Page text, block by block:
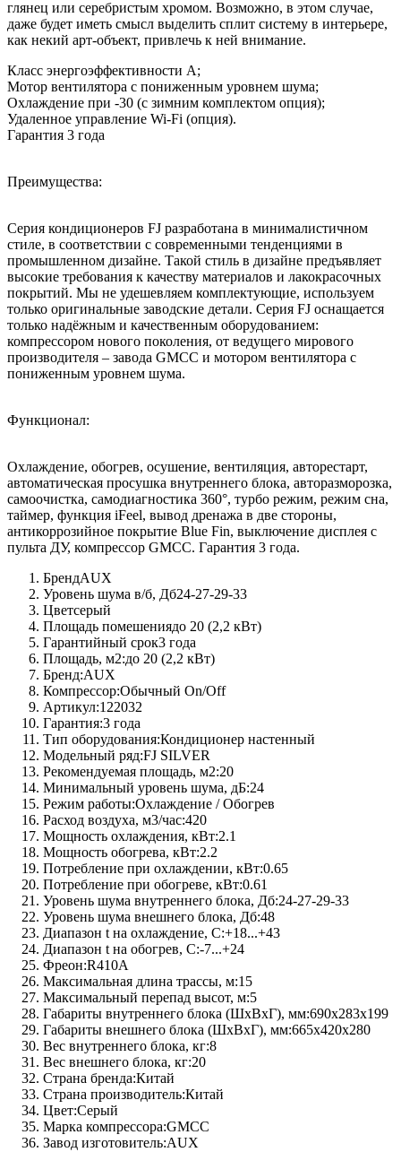
глянец или серебристым хромом. Возможно, в этом случае,
даже будет иметь смысл выделить сплит систему в интерьере,
как некий арт-объект, привлечь к ней внимание.
Класс энергоэффективности A;
Мотор вентилятора с пониженным уровнем шума;
Охлаждение при -30 (с зимним комплектом опция);
Удаленное управление Wi-Fi (опция).
Гарантия 3 года
Преимущества:
Серия кондиционеров FJ разработана в минималистичном
стиле, в соответствии с современными тенденциями в
промышленном дизайне. Такой стиль в дизайне предъявляет
высокие требования к качеству материалов и лакокрасочных
покрытий. Мы не удешевляем комплектующие, используем
только оригинальные заводские детали. Серия FJ оснащается
только надёжным и качественным оборудованием:
компрессором нового поколения, от ведущего мирового
производителя – завода GMCC и мотором вентилятора с
пониженным уровнем шума.
Функционал:
Охлаждение, обогрев, осушение, вентиляция, авторестарт,
автоматическая просушка внутреннего блока, авторазморозка,
самоочистка, самодиагностика 360°, турбо режим, режим сна,
таймер, функция iFeel, вывод дренажа в две стороны,
антикоррозийное покрытие Blue Fin, выключение дисплея с
пульта ДУ, компрессор GMCC. Гарантия 3 года.
БрендAUX
Уровень шума в/б, Дб24-27-29-33
Цветсерый
Площадь помешениядо 20 (2,2 кВт)
Гарантийный срок3 года
Площадь, м2:до 20 (2,2 кВт)
Бренд:AUX
Компрессор:Обычный On/Off
Артикул:122032
Гарантия:3 года
Тип оборудования:Кондиционер настенный
Модельный ряд:FJ SILVER
Рекомендуемая площадь, м2:20
Минимальный уровень шума, дБ:24
Режим работы:Охлаждение / Обогрев
Расход воздуха, м3/час:420
Мощность охлаждения, кВт:2.1
Мощность обогрева, кВт:2.2
Потребление при охлаждении, кВт:0.65
Потребление при обогреве, кВт:0.61
Уровень шума внутреннего блока, Дб:24-27-29-33
Уровень шума внешнего блока, Дб:48
Диапазон t на охлаждение, C:+18...+43
Диапазон t на обогрев, C:-7...+24
Фреон:R410A
Максимальная длина трассы, м:15
Максимальный перепад высот, м:5
Габариты внутреннего блока (ШхВхГ), мм:690x283x199
Габариты внешнего блока (ШхВхГ), мм:665х420х280
Вес внутреннего блока, кг:8
Вес внешнего блока, кг:20
Страна бренда:Китай
Страна производитель:Китай
Цвет:Серый
Марка компрессора:GMCC
Завод изготовитель:AUX